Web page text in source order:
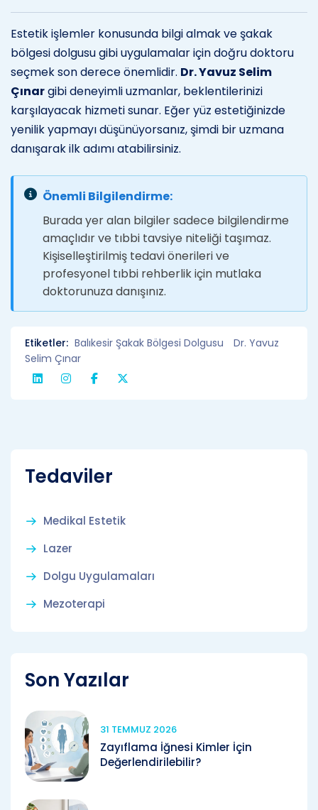
Estetik işlemler konusunda bilgi almak ve şakak
bölgesi dolgusu gibi uygulamalar için doğru doktoru
seçmek son derece önemlidir. Dr. Yavuz Selim
Çınargibi deneyimli uzmanlar, beklentilerinizi
karşılayacak hizmeti sunar. Eğer yüz estetiğinizde
yenilik yapmayı düşünüyorsanız, şimdi bir uzmana
danışarak ilk adımı atabilirsiniz.
Önemli Bilgilendirme:
Burada yer alan bilgiler sadece bilgilendirme
amaçlıdır ve tıbbi tavsiye niteliği taşımaz.
Kişiselleştirilmiş tedavi önerileri ve
profesyonel tıbbi rehberlik için mutlaka
doktorunuza danışınız.
Etiketler: Balıkesir Şakak Bölgesi Dolgusu
Dr. Yavuz
Selim Çınar
Tedaviler
Medikal Estetik
Lazer
Dolgu Uygulamaları
Mezoterapi
Son Yazılar
31 TEMMUZ 2026
Zayıflama İğnesi Kimler İçin
Değerlendirilebilir?